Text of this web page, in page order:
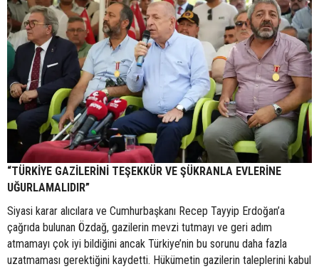
“TÜRKİYE GAZİLERİNİ TEŞEKKÜR VE ŞÜKRANLA EVLERİNE
UĞURLAMALIDIR”
Siyasi karar alıcılara ve Cumhurbaşkanı Recep Tayyip Erdoğan’a
çağrıda bulunan Özdağ, gazilerin mevzi tutmayı ve geri adım
atmamayı çok iyi bildiğini ancak Türkiye’nin bu sorunu daha fazla
uzatmaması gerektiğini kaydetti. Hükümetin gazilerin taleplerini kabul